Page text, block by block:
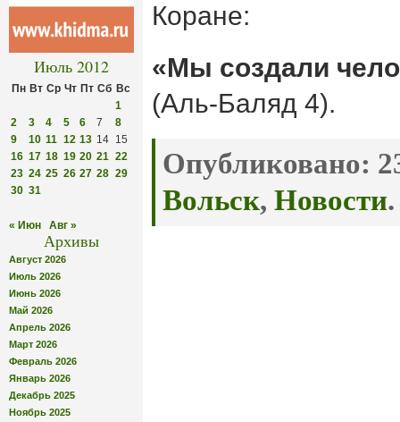
Июль 2012
Пн Вт Ср Чт Пт Сб Вс
1
2
3 4 5 6 7
8
9
10 11 12 13 14 15
16 17 18 19 20 21 22
23 24 25 26 27 28 29
30 31
« Июн Авг »
Архивы
Август 2026
Июль 2026
Июнь 2026
Май 2026
Апрель 2026
Март 2026
Февраль 2026
Январь 2026
Декабрь 2025
Ноябрь 2025
Коране:
«Мы создали
(Аль-Баляд 4).
Опубликовано:
Вольск, Новости.